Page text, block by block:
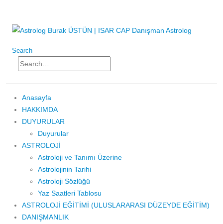
Search
Anasayfa
HAKKIMDA
DUYURULAR
Duyurular
ASTROLOJİ
Astroloji ve Tanımı Üzerine
Astrolojinin Tarihi
Astroloji Sözlüğü
Yaz Saatleri Tablosu
ASTROLOJİ EĞİTİMİ (ULUSLARARASI DÜZEYDE EĞİTİM)
DANIŞMANLIK